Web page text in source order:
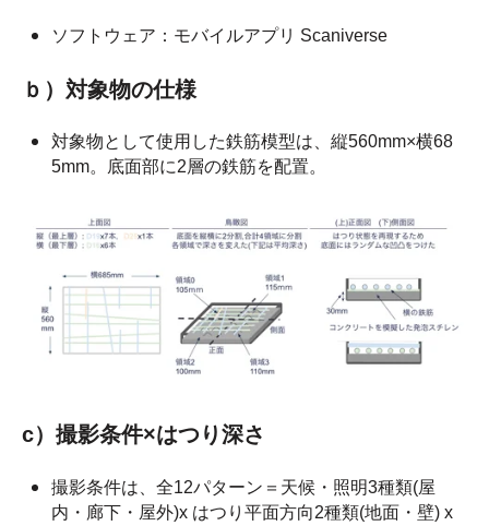
ソフトウェア：モバイルアプリ Scaniverse
ｂ）対象物の仕様
対象物として使用した鉄筋模型は、縦560mm×横68
5mm。底面部に2層の鉄筋を配置。
c）撮影条件×はつり深さ
撮影条件は、全12パターン＝天候・照明3種類(屋
内・廊下・屋外)x はつり平面方向2種類(地面・壁) x